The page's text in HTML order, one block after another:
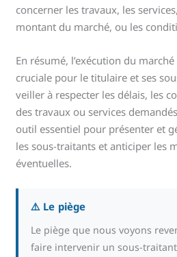
concerner les travaux, les
montant du marché, ou les
En résumé, l’exécution du
cruciale pour le titulaire et ses
veiller à respecter les délais, les
des travaux ou services
outil essentiel pour présenter et
les sous-traitants et anticiper les
éventuelles.
⚠️ Le piège
Le piège que nous voyons
faire intervenir un sous-